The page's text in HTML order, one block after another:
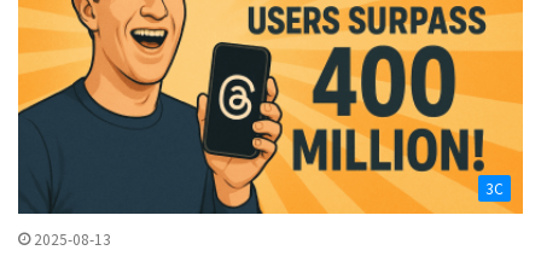
3C
2025-08-13